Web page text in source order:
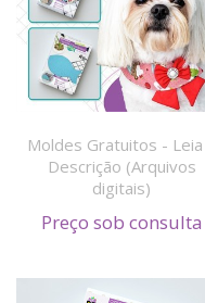
Moldes Gratuitos - Leia
Descrição (Arquivos
digitais)
Preço sob consulta